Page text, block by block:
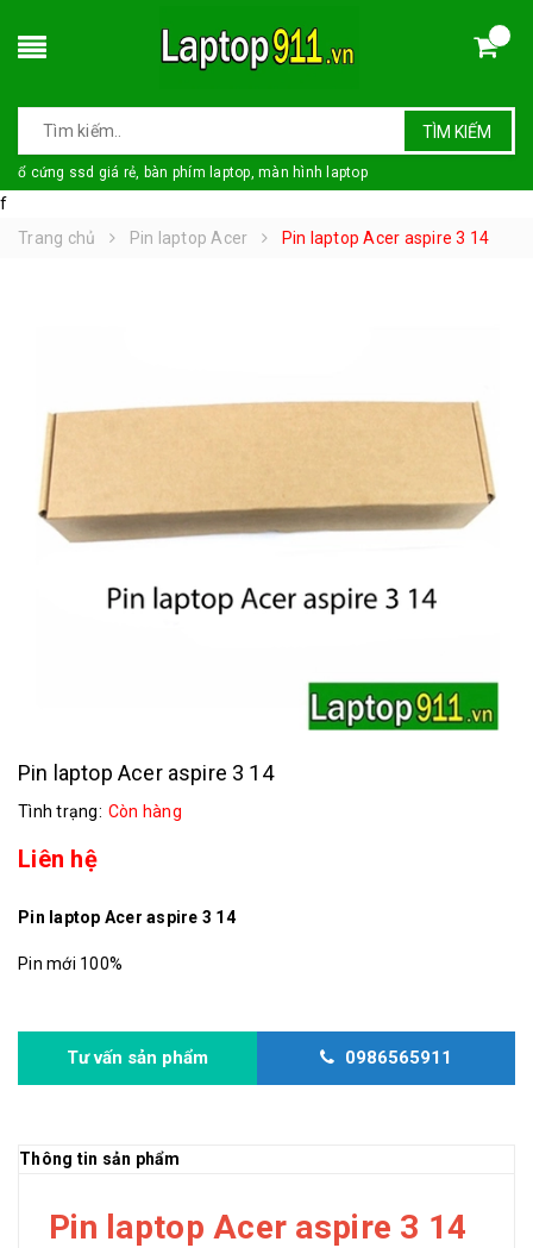
TÌM KIẾM
ổ cứng ssd giá rẻ, bàn phím laptop, màn hình laptop
f
Trang chủ
Pin laptop Acer Pin laptop Acer aspire 3 14
Pin laptop Acer aspire 3 14
Tình trạng: Còn hàng
Liên hệ
Pin laptop Acer aspire 3 14
Pin mới 100%
Tư vấn sản phẩm 0986565911
Thông tin sản phẩm
Pin laptop Acer aspire 3 14